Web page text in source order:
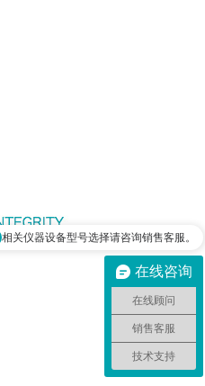
在线咨询
在线顾问
销售客服
技术支持
采购设备流程请咨询在线顾问。